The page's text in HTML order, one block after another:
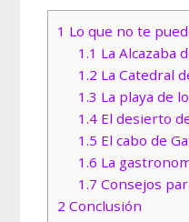
1 Lo que no te
1.1 La Alcazaba
1.2 La Catedral
1.3 La playa de
1.4 El desierto
1.5 El cabo de
1.6 La
1.7 Consejos
2 Conclusión